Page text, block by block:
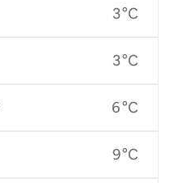
3 °C
3 °C
6 °C
9 °C